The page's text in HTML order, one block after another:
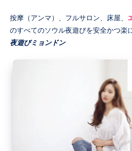
按摩（アンマ）、フルサロン、床屋、
のすべてのソウル夜遊びを安全かつ楽
夜遊びミョンドン